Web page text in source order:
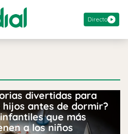
Directo
divertidas para
antes de dormir?
que más
a los niños